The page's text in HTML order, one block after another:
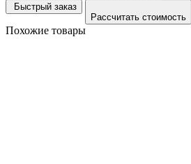
Быстрый заказ
Рассчитать стоимость
Похожие товары